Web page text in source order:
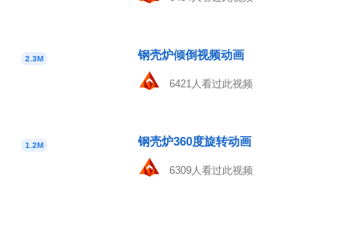
2.3M 钢壳炉倾倒视频动画
6421人看过此视频
1.2M 钢壳炉360度旋转动画
6309人看过此视频